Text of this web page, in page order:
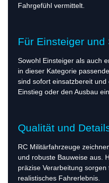
Fahrgefühl vermittelt.
Für Einsteiger
Sowohl Einsteiger als auch
in dieser Kategorie
sind sofort einsatzbereit
Einstieg oder den Ausbau
Qualität und
RC Militärfahrzeuge
und robuste Bauweise aus.
präzise Verarbeitung
realistisches Fahrerlebnis.